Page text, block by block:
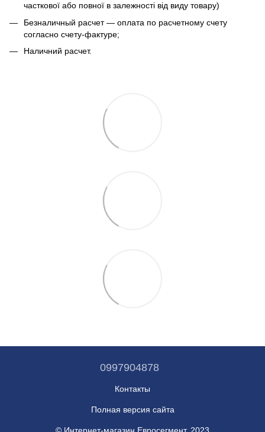
часткової або повної в залежності від виду товару)
Безналичный расчет — оплата по расчетному счету
согласно счету-фактуре;
Наличний расчет.
0997904878
Контакты
Полная версия сайта
© Интернет-магазин Евросегмент, 2023